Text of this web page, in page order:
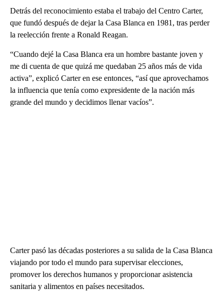
Detrás del reconocimiento estaba el trabajo del Centro Carter,
que fundó después de dejar la Casa Blanca en 1981, tras perder
la reelección frente a Ronald Reagan.
“Cuando dejé la Casa Blanca era un hombre bastante joven y
me di cuenta de que quizá me quedaban 25 años más de vida
activa”, explicó Carter en ese entonces, “así que aprovechamos
la influencia que tenía como expresidente de la nación más
grande del mundo y decidimos llenar vacíos”.
Carter pasó las décadas posteriores a su salida de la Casa Blanca
viajando por todo el mundo para supervisar elecciones,
promover los derechos humanos y proporcionar asistencia
sanitaria y alimentos en países necesitados.